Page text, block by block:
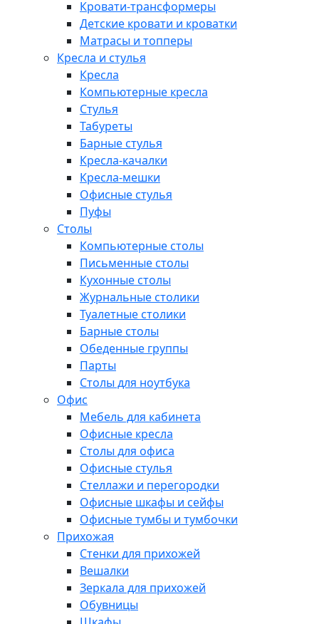
Кровати-трансформеры
Детские кровати и кроватки
Матрасы и топперы
Кресла и стулья
Кресла
Компьютерные кресла
Стулья
Табуреты
Барные стулья
Кресла-качалки
Кресла-мешки
Офисные стулья
Пуфы
Столы
Компьютерные столы
Письменные столы
Кухонные столы
Журнальные столики
Туалетные столики
Барные столы
Обеденные группы
Парты
Столы для ноутбука
Офис
Мебель для кабинета
Офисные кресла
Столы для офиса
Офисные стулья
Стеллажи и перегородки
Офисные шкафы и сейфы
Офисные тумбы и тумбочки
Прихожая
Стенки для прихожей
Вешалки
Зеркала для прихожей
Обувницы